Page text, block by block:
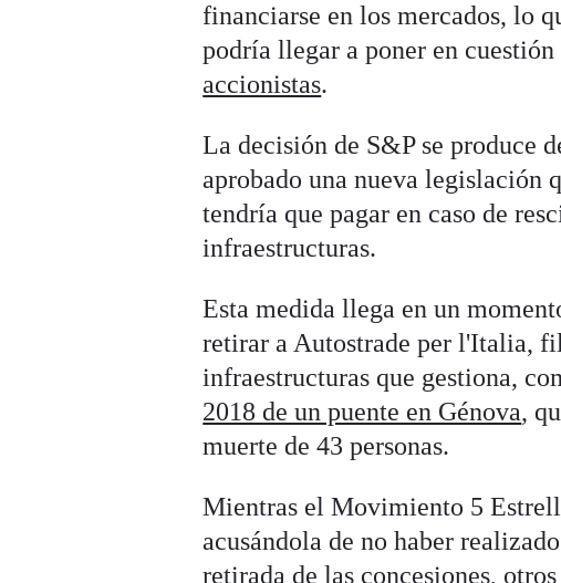
financiarse en los mercados, lo
podría llegar a poner en cuestión
accionistas.
La decisión de S&P se produce
aprobado una nueva legislación
tendría que pagar en caso de
infraestructuras.
Esta medida llega en un
retirar a Autostrade per l'Italia,
infraestructuras que gestiona,
2018 de un puente en Génova,
muerte de 43 personas.
Mientras el Movimiento 5
acusándola de no haber
retirada de las concesiones,